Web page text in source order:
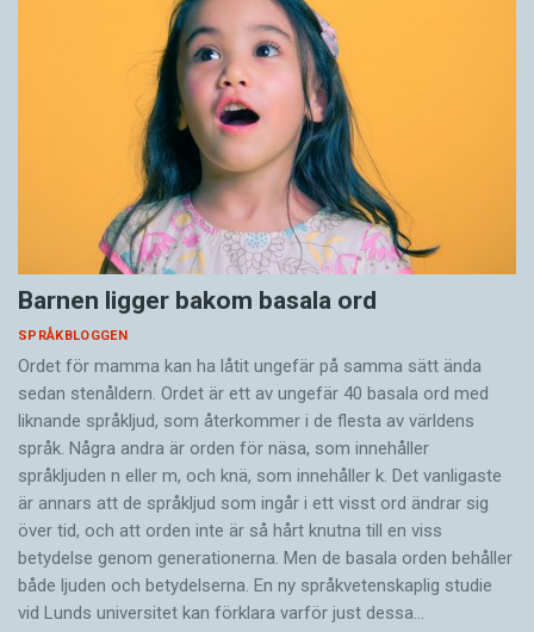
Barnen ligger bakom basala ord
SPRÅKBLOGGEN
Ordet för mamma kan ha låtit ungefär på samma sätt ända
sedan stenåldern. Ordet är ett av ungefär 40 basala ord med
liknande språkljud, som återkommer i de flesta av världens
språk. Några andra är orden för näsa, som innehåller
språkljuden n eller m, och knä, som innehåller k. Det vanligaste
är annars att de språkljud som ingår i ett visst ord ändrar sig
över tid, och att orden inte är så hårt knutna till en viss
betydelse genom generationerna. Men de basala orden behåller
både ljuden och betydelserna. En ny språkvetenskaplig studie
vid Lunds universitet kan förklara varför just dessa…